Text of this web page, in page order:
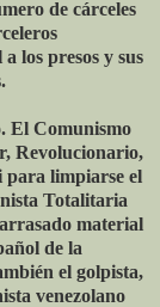
de cárceles
los presos y sus
El Comunismo
Revolucionario,
para limpiarse el
Totalitaria
material
de la
el golpista,
venezolano